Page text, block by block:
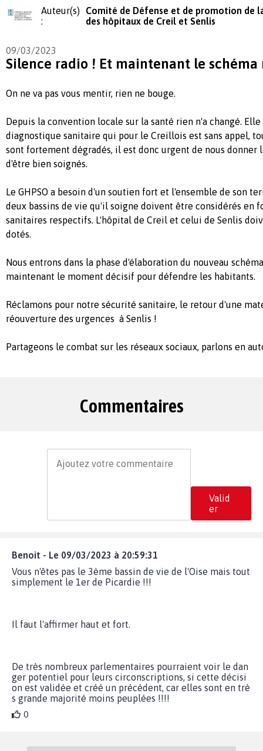
Auteur(s)
:
Comité de Défense et de promotion de
des hôpitaux de Creil et Senlis
09/03/2023
Silence radio ! Et maintenant le schéma
On ne va pas vous mentir, rien ne bouge.
Depuis la convention locale sur la santé rien n'a changé.
diagnostique sanitaire qui pour le Creillois est sans appel,
sont fortement dégradés, il est donc urgent de nous donner
d'être bien soignés.
Le GHPSO a besoin d'un soutien fort et l'ensemble de son
deux bassins de vie qu'il soigne doivent être considérés en
sanitaires respectifs. L'hôpital de Creil et celui de Senlis
dotés.
Nous entrons dans la phase d'élaboration du nouveau
maintenant le moment décisif pour défendre les habitants.
Réclamons pour notre sécurité sanitaire, le retour d'une
réouverture des urgences à Senlis !
Partageons le combat sur les réseaux sociaux, parlons en
Commentaires
Valid
er
Benoit - Le 09/03/2023 à 20:59:31
Vous n'êtes pas le 3ème bassin de vie de l'Oise mais tout
simplement le 1er de Picardie !!!
Il faut l'affirmer haut et fort.
De très nombreux parlementaires pourraient voir le dan
ger potentiel pour leurs circonscriptions, si cette décisi
on est validée et créé un précédent, car elles sont en trè
s grande majorité moins peuplées !!!!
0